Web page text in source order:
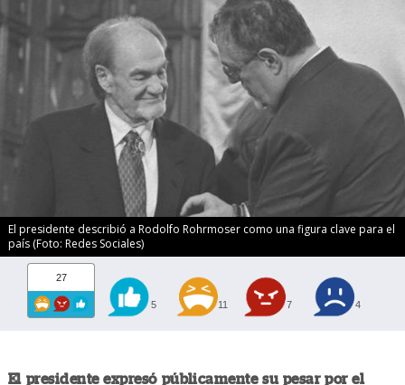
El presidente describió a Rodolfo Rohrmoser como una figura clave para el
país (Foto: Redes Sociales)
27
5 11 7 4
El presidente expresó públicamente su pesar por el